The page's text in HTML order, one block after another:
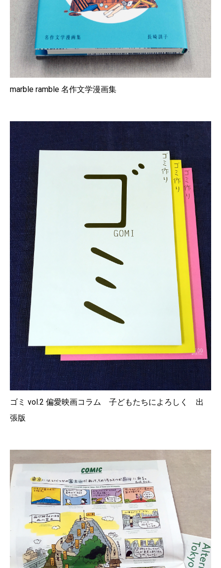
marble ramble 名作文学漫画集
ゴミ vol.2 偏愛映画コラム 子どもたちによろしく 出
張版